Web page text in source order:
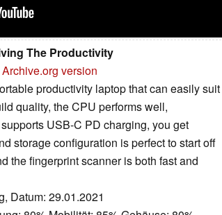
The Productivity
Archive.org version
productivity laptop that can easily suit
quality, the CPU performs well,
USB-C PD charging, you get
storage configuration is perfect to start off
the fingerprint scanner is both fast and
Datum: 29.01.2021